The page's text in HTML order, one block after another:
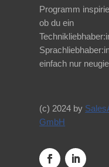
Programm
ob du ein
einfach nur
(c) 2024 by
GmbH